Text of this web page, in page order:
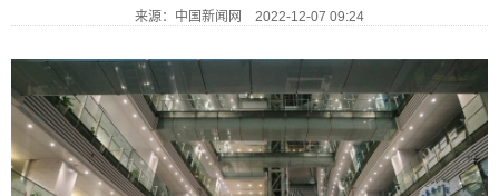
来源：中国新闻网 2022-12-07 09:24